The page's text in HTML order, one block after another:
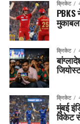
क्रिकेट
PBKS
क्रिकेट
क्रिकेट
मुंबई
विकेट